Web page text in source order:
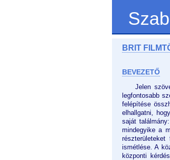
BRIT
BEVEZETŐ
Jelen
legfontosabb
felépítése
elhallgatni,
saját
mindegyike a
ismétlése. A
központi